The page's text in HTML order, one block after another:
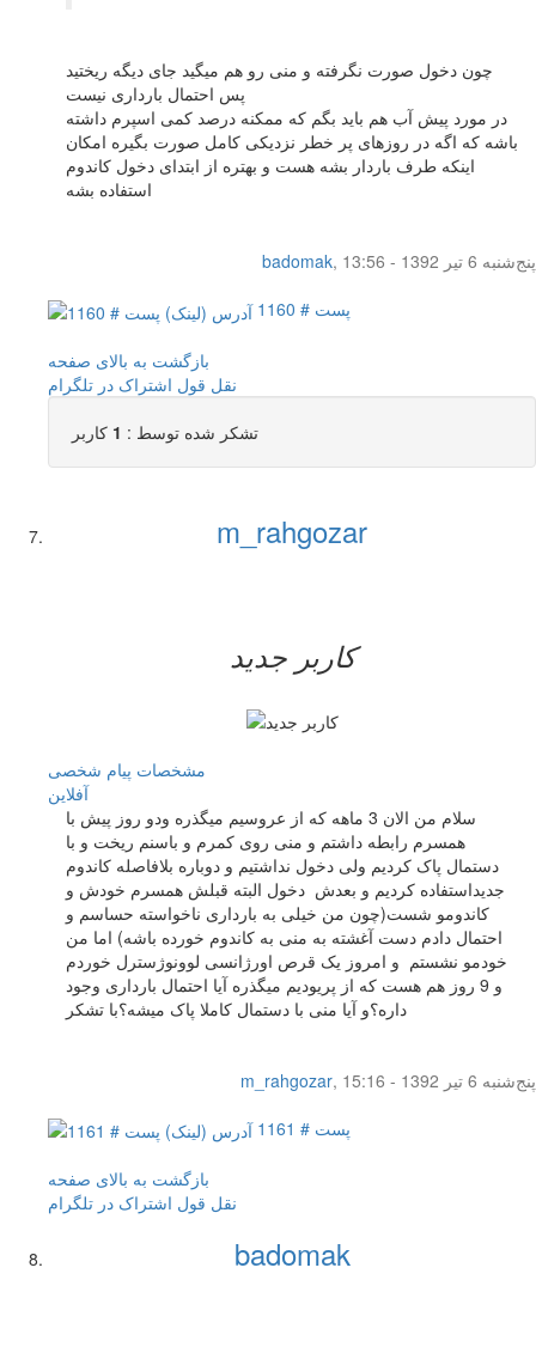
چون دخول صورت نگرفته و منی رو هم میگید جای دیگه ریختید
پس احتمال بارداری نیست
در مورد پیش آب هم باید بگم که ممکنه درصد کمی اسپرم داشته
باشه که اگه در روزهای پر خطر نزدیکی کامل صورت بگیره امکان
اینکه طرف باردار بشه هست و بهتره از ابتدای دخول کاندوم
استفاده بشه
badomak,
پنج‌شنبه 6 تیر 1392 - 13:56
پست # 1160
بازگشت به بالای صفحه
نقل قول اشتراک در تلگرام
تشکر شده توسط : 1 کاربر
m_rahgozar
کاربر جدید
مشخصات پیام شخصی
آفلاين
سلام من الان 3 ماهه که از عروسیم میگذره ودو روز پیش با
همسرم رابطه داشتم و منی روی کمرم و باسنم ریخت و با
دستمال پاک کردیم ولی دخول نداشتیم و دوباره بلافاصله کاندوم
جدیداستفاده کردیم و بعدش دخول البته قبلش همسرم خودش و
کاندومو شست(چون من خیلی به بارداری ناخواسته حساسم و
احتمال دادم دست آغشته به منی به کاندوم خورده باشه) اما من
خودمو نشستم و امروز یک قرص اورژانسی لوونوژسترل خوردم
و 9 روز هم هست که از پریودیم میگذره آیا احتمال بارداری وجود
داره؟و آیا منی با دستمال کاملا پاک میشه؟با تشکر
m_rahgozar,
پنج‌شنبه 6 تیر 1392 - 15:16
پست # 1161
بازگشت به بالای صفحه
نقل قول اشتراک در تلگرام
badomak